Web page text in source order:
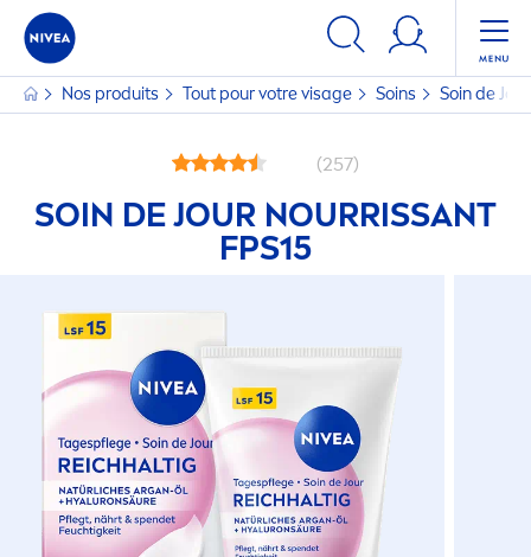
Nos produits Tout pour votre visage Soins Soin de
(257)
SOIN DE JOUR NOURRISSANT
FPS15